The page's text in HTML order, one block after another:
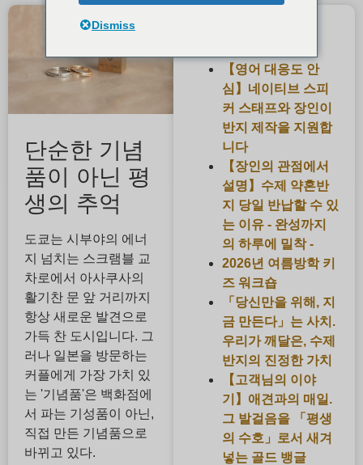
단순한 기념
품이 아닌 평
생의 추억
도쿄는 시부야의 에너
지 넘치는 스크램블 교
차로에서 아사쿠사의
활기찬 문 앞 거리까지
항상 새로운 발견으로
가득 찬 도시입니다. 그
러나 일본을 방문하는
커플에게 가장 가치 있
는 '기념품'은 백화점에
서 파는 기성품이 아닌,
직접 만든 기념품으로
바뀌고 있다.
【영어 대응도 안
심】네이티브 스피
커 스태프와 장인이
반지 제작을 지원합
니다
【장인의 관점에서
설명】수제 약혼반
지 당일 반납할 수 있
는 이유 - 완성까지
의 하루에 밀착 -
2026년 여름방학 키
즈 워크숍
「당신만을 위해, 지
금 만든다」는 사치.
우리가 깨달은, 수제
반지의 진정한 가치
【고객님의 이야
기】애견과의 매일.
그 발걸음을 「평생
의 수호」로서 새겨
넣는 골드 뱅글
Dismiss